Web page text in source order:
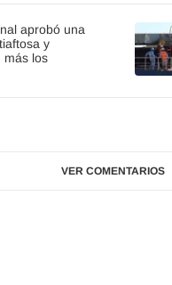
aprobó una
y
más los
VER COMENTARIOS